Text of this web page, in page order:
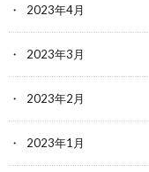
2023年4月
2023年3月
2023年2月
2023年1月